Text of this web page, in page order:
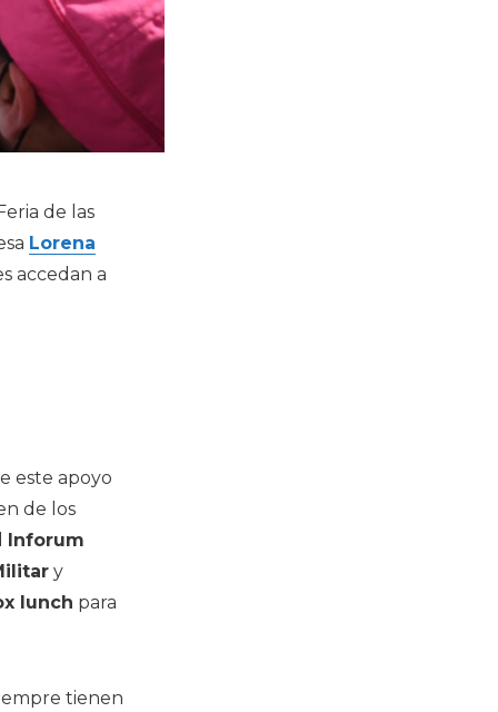
de las
Lorena
accedan a
este apoyo
de los
Inforum
y
lunch para
tienen